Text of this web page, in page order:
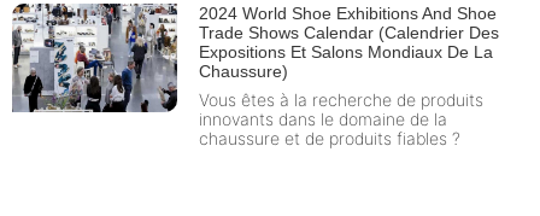
2024 World Shoe Exhibitions And Shoe
Trade Shows Calendar (Calendrier Des
Expositions Et Salons Mondiaux De La
Chaussure)
Vous êtes à la recherche de produits
innovants dans le domaine de la
chaussure et de produits fiables ?